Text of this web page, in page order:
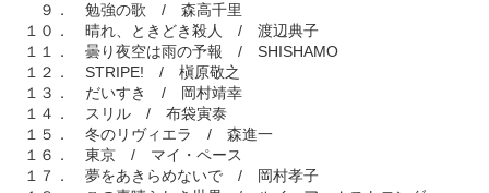
９． 勉強の歌 / 森高千里
１０． 晴れ、ときどき殺人 / 渡辺典子
１１． 曇り夜空は雨の予報 / SHISHAMO
１２． STRIPE! / 槇原敬之
１３． だいすき / 岡村靖幸
１４． スリル / 布袋寅泰
１５． 冬のリヴィエラ / 森進一
１６． 東京 / マイ・ペース
１７． 夢をあきらめないで / 岡村孝子